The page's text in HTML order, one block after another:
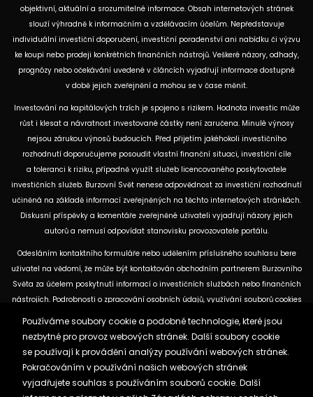
objektivní, aktuální a srozumitelné informace. Obsah internetových stránek
slouží výhradně k informačním a vzdělávacím účelům. Nepředstavuje
individuální investiční doporučení, investiční poradenství ani nabídku či výzvu
ke koupi nebo prodeji konkrétních finančních nástrojů. Veškeré názory, odhady,
prognózy nebo očekávání uvedené v článcích vyjadřují informace dostupné
v době jejich zveřejnění a mohou se v čase měnit.
Investování na kapitálových trzích je spojeno s rizikem. Hodnota investic může
růst i klesat a návratnost investované částky není zaručena. Minulé výnosy
nejsou zárukou výnosů budoucích. Před přijetím jakéhokoli investičního
rozhodnutí doporučujeme posoudit vlastní finanční situaci, investiční cíle
a toleranci k riziku, případně využít služeb licencovaného poskytovatele
investičních služeb. Burzovní Svět nenese odpovědnost za investiční rozhodnutí
učiněná na základě informací zveřejněných na těchto internetových stránkách.
Diskusní příspěvky a komentáře zveřejněné uživateli vyjadřují názory jejich
autorů a nemusí odpovídat stanovisku provozovatele portálu.
Odesláním kontaktního formuláře nebo udělením příslušného souhlasu bere
uživatel na vědomí, že může být kontaktován obchodním partnerem Burzovního
Světa za účelem poskytnutí informací o investičních službách nebo finančních
nástrojích. Podrobnosti o zpracování osobních údajů, využívání souborů cookies
dostupných na těchto internetových stránkách. U jednotlivých článků mohou
být uvedeny informace o použitých zdrojích, datu původní analýzy nebo datu,
ke kterému se vztahují uvedené tržní údaje.
Používáme soubory cookie a podobné technologie, které jsou
nezbytné pro provoz webových stránek. Další soubory cookie
se používají k provádění analýzy používání webových stránek.
Pokračováním v používání našich webových stránek
vyjadřujete souhlas s používáním souborů cookie. Další